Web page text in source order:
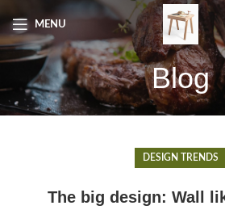
MENU
Blog
DESIGN TRENDS
The big design: Wall